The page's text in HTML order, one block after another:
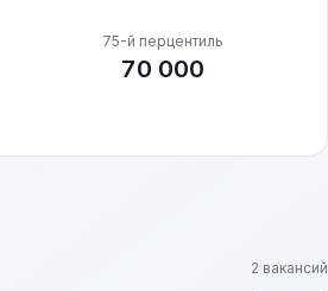
75-й перцентиль
70 000
2 вакансий